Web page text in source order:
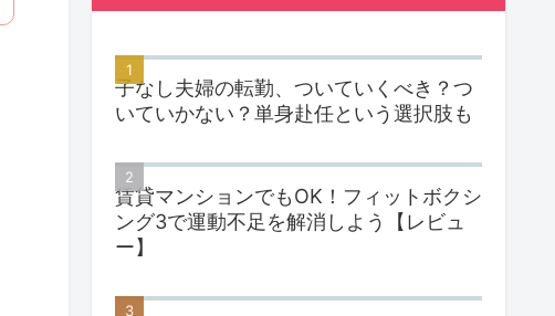
子なし夫婦の転勤、ついていくべき？つ
いていかない？単身赴任という選択肢も
賃貸マンションでもOK！フィットボクシ
ング3で運動不足を解消しよう【レビュ
ー】